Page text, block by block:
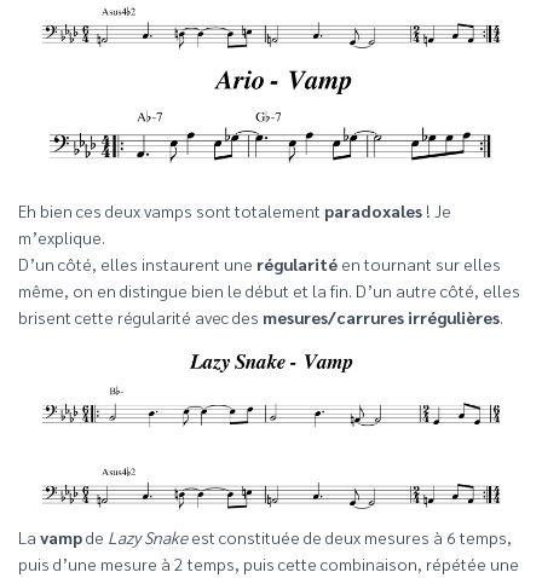
Eh bien ces deux vamps sont totalement paradoxales ! Je
m’explique.
D’un côté, elles instaurent une régularité en tournant sur elles
même, on en distingue bien le début et la fin. D’un autre côté, elles
brisent cette régularité avec des mesures/carrures irrégulières.
La vampde Lazy Snakeest constituée de deux mesures à 6 temps,
puis d’une mesure à 2 temps, puis cette combinaison, répétée une